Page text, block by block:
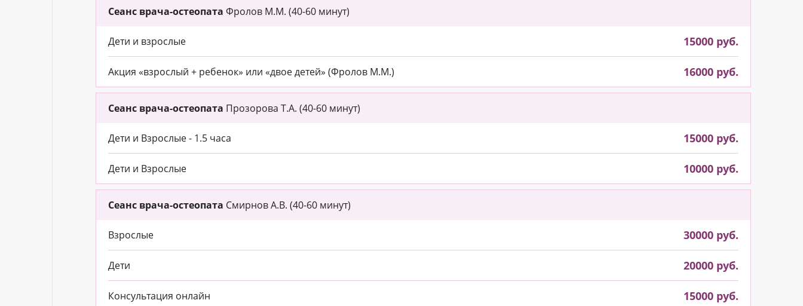
Сеанс врача-остеопата Фролов М.М. (40-60 минут)
Дети и взрослые 15000 руб.
Акция «взрослый + ребенок» или «двое детей» (Фролов М.М.) 16000 руб.
Сеанс врача-остеопата Прозорова Т.А. (40-60 минут)
Дети и Взрослые - 1.5 часа 15000 руб.
Дети и Взрослые 10000 руб.
Сеанс врача-остеопата Смирнов А.В. (40-60 минут)
Взрослые 30000 руб.
Дети 20000 руб.
Консультация онлайн 15000 руб.